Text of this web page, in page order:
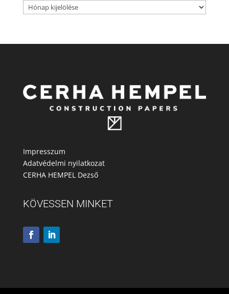
Archívum
Impresszum
Adatvédelmi nyilatkozat
CERHA HEMPEL Dezső
KÖVESSEN MINKET